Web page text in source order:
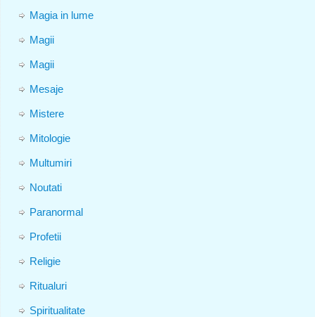
Magia in lume
Magii
Magii
Mesaje
Mistere
Mitologie
Multumiri
Noutati
Paranormal
Profetii
Religie
Ritualuri
Spiritualitate